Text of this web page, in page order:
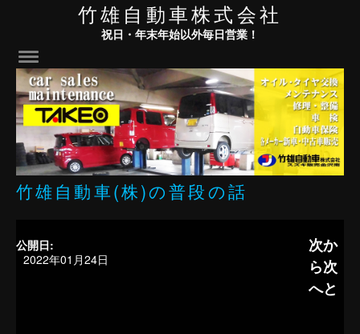
竹雄自動車株式会社
祝日・年末年始以外毎日営業！
竹雄自動車(株)の普段の話
公開日:
2022年01月24日
次か
ら次
へと